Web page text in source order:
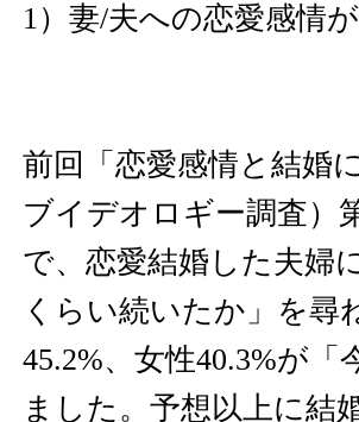
1）妻/夫への恋愛感情
前回「恋愛感情と結婚
ブイデオロギー調査）
で、恋愛結婚した夫婦
くらい続いたか」を尋
45.2%、女性40.3%が
ました。予想以上に結